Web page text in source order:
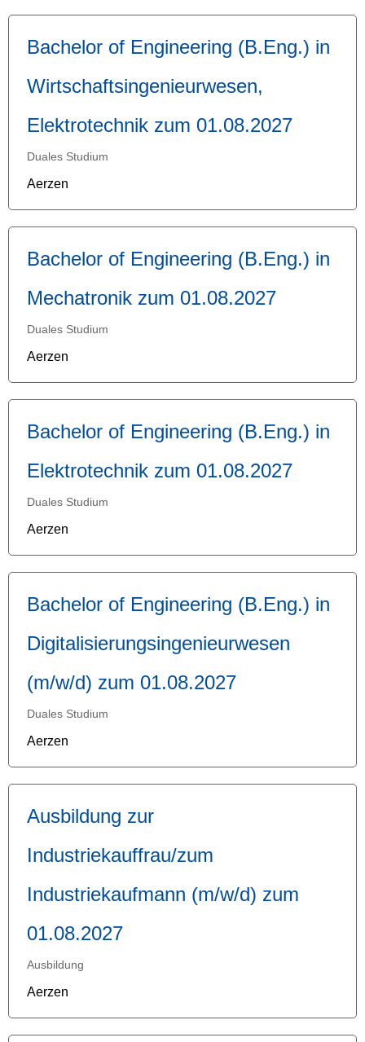
Bachelor of Engineering (B.Eng.) in
Wirtschaftsingenieurwesen,
Elektrotechnik zum 01.08.2027
Duales Studium
Aerzen
Bachelor of Engineering (B.Eng.) in
Mechatronik zum 01.08.2027
Duales Studium
Aerzen
Bachelor of Engineering (B.Eng.) in
Elektrotechnik zum 01.08.2027
Duales Studium
Aerzen
Bachelor of Engineering (B.Eng.) in
Digitalisierungsingenieurwesen
(m/w/d) zum 01.08.2027
Duales Studium
Aerzen
Ausbildung zur
Industriekauffrau/zum
Industriekaufmann (m/w/d) zum
01.08.2027
Ausbildung
Aerzen